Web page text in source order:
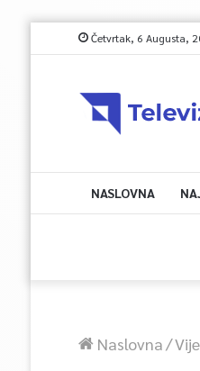
Četvrtak, 6 Augusta,
NASLOVNA
Naslovna/